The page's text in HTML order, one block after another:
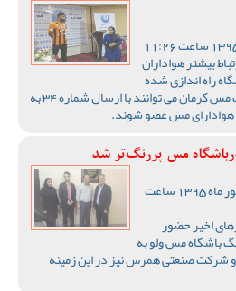
بیشتر هواداران
راه اندازی شده
است که هواداران باشگاه بزرگ مس کرمان می توانند با ارسال شماره 34 به
مس پررنگ‌تر شد
پنج‌شنبه 11 شهریور ماه 1395 ساعت
اخیر حضور
باشگاه مس ولو به
صنعتی همرس نیز در این زمینه